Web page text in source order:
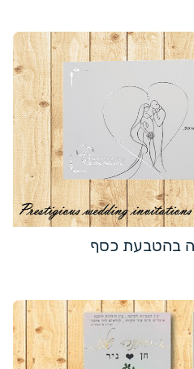
בהטבעת כסף